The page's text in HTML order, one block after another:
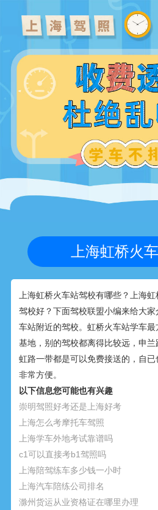
上海虹桥火
上海虹桥火车站驾校有哪些？上海
驾校好？下面驾校联盟小编来给大
车站附近的驾校。虹桥火车站学车
基地，别的驾校都离得比较远，申
虹路一带都是可以免费接送的，自
非常方便。
以下信息您可能也有兴趣
崇明驾照好考还是上海好考
上海怎么考摩托车驾照
上海学车外地考试靠谱吗
c1可以直接考b1驾照吗
上海陪驾练车多少钱一小时
上海汽车陪练公司排名
滁州货运从业资格证在哪里办理